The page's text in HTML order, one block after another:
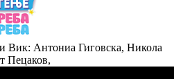
Вик: Антониа Гиговска, Никола
Пецаков,